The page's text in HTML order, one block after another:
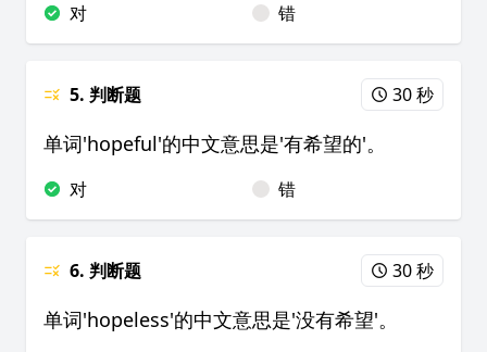
对 错
5. 判断题 30 秒
单词'hopeful'的中文意思是'有希望的'。
对 错
6. 判断题 30 秒
单词'hopeless'的中文意思是'没有希望'。